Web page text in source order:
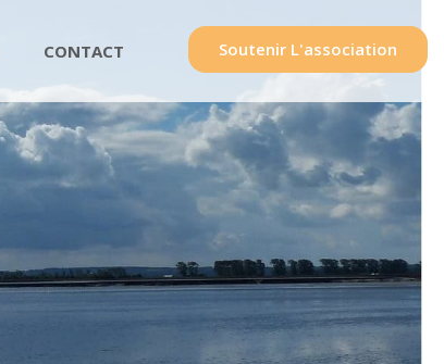
Soutenir L'association
CONTACT